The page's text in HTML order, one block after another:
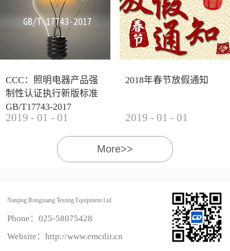
德国Langer公司资深工程师Lars Glaesser...
CCC：照明电器产品强
制性认证执行新版标准
GB/T17743-2017
2019 - 01 - 01
2018年春节放假通知
2019 - 01 - 01
More>>
Nanjing Rongxiang Testing Equipment Ltd
Phone： 025-58075428
Website：http://www.emcdir.cn